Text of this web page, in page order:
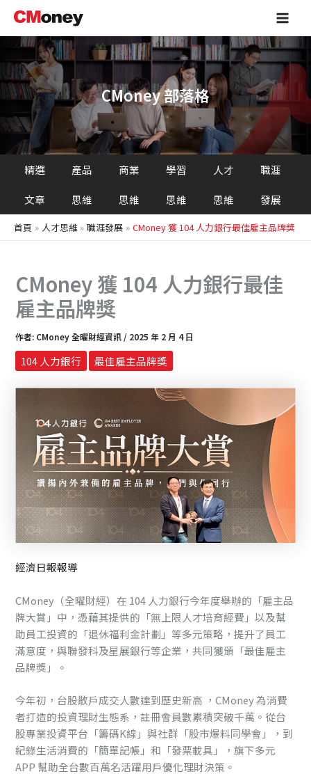
主
容
Main
CMoney 部落格
精選
文章
產品
思維
商業
思維
學習
思維
人才
思維
職涯
發展
首頁 人才思維 職涯發展 CMoney 獲 104 人力銀行最佳雇主品牌獎
CMoney 獲 104 人力銀行最佳
雇主品牌獎
作者: CMoney 全曜財經資訊 / 2025 年 2 月 4 日
104 人力銀行 最佳雇主品牌獎
經濟日報報導
CMoney（全曜財經）在 104 人力銀行今年度舉辦的「雇主品
牌大賞」中，憑藉其提供的「無上限人才培育經費」以及幫
助員工投資的「退休福利金計劃」等多元策略，提升了員工
滿意度，與聯發科及星展銀行等企業，共同獲頒「最佳雇主
品牌獎」。
今年初，台股散戶成交人數達到歷史新高 ，CMoney 為消費
者打造的投資理財生態系，註冊會員數累積突破千萬。從台
股專業投資平台「籌碼K線」與社群「股市爆料同學會」，到
紀錄生活消費的「簡單記帳」和「發票載具」，旗下多元
APP 幫助全台數百萬名活躍用戶優化理財決策。
尋